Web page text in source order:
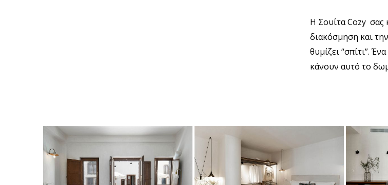
Η Σουίτα Cozy σας
διακόσμηση και
θυμίζει “σπίτι”.
κάνουν αυτό το